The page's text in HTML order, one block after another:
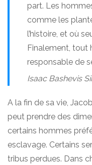
part. Les
comme les
l’histoire, et où
Finalement, tout
responsable de
Isaac Bashevis
A la fin de sa vie,
peut prendre des
certains hommes
esclavage. Certains
tribus perdues. Dans